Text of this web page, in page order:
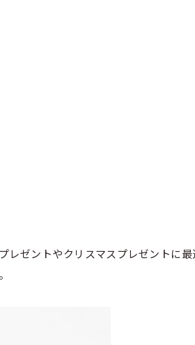
ゼントやクリスマスプレゼントに